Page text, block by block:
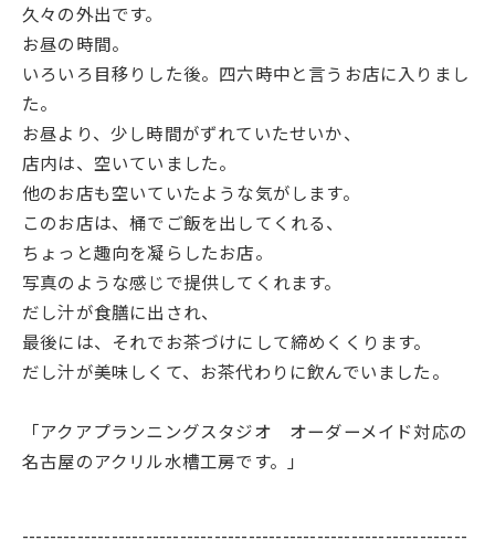
久々の外出です。
お昼の時間。
いろいろ目移りした後。四六時中と言うお店に入りまし
た。
お昼より、少し時間がずれていたせいか、
店内は、空いていました。
他のお店も空いていたような気がします。
このお店は、桶でご飯を出してくれる、
ちょっと趣向を凝らしたお店。
写真のような感じで提供してくれます。
だし汁が食膳に出され、
最後には、それでお茶づけにして締めくくります。
だし汁が美味しくて、お茶代わりに飲んでいました。
「アクアプランニングスタジオ オーダーメイド対応の
名古屋のアクリル水槽工房です。」
-----------------------------------------------------------------